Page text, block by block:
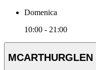
Domenica
10:00 - 21:00